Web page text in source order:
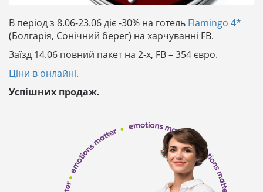
В період з 8.06-23.06 діє -30% на готель Flamingo 4*
(Болгарія, Сонічний берег) на харчуванні FB.
Заїзд 14.06 повний пакет на 2-х, FB – 354 євро.
Ціни в онлайні.
Успішних продаж.